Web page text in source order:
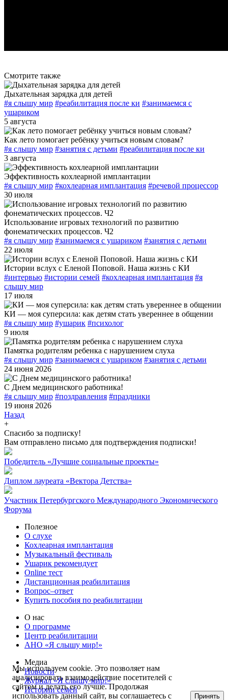
Смотрите также
Дыхательная зарядка для детей
#я слышу мир #реабилитация после ки #занимаемся с
ушариком
5 августа
Как лето помогает ребёнку учиться новым словам?
#я слышу мир #занятия с детьми #реабилитация после ки
3 августа
Эффективность кохлеарной имплантации
#я слышу мир #кохлеарная имплантация #речевой процессор
30 июля
Использование игровых технологий по развитию
фонематических процессов. Ч2
#я слышу мир #занимаемся с ушариком #занятия с детьми
22 июля
Истории вслух с Еленой Поповой. Наша жизнь с КИ
#интервью #истории семей #кохлеарная имплантация #я
слышу мир
17 июля
КИ — моя суперсила: как детям стать увереннее в общении
#я слышу мир #ушарик #психолог
9 июля
Памятка родителям ребенка с нарушением слуха
#я слышу мир #занимаемся с ушариком #занятия с детьми
24 июня 2026
С Днем медицинского работника!
#я слышу мир #поздравления #праздники
19 июня 2026
Назад
+
Спасибо за подписку!
Вам отправлено письмо для подтверждения подписки!
Победитель «Лучшие социальные проекты»
Диплом лауреата «Вектора Детства»
Участник Петербургского Международного Экономического
Форума
Полезное
О слухе
Кохлеарная имплантация
Музыкальный фестиваль
Ушарик рекомендует
Online тест
Дистанционная реабилитация
Вопрос–ответ
Купить пособия по реабилитации
О нас
О программе
Центр реабилитации
АНО «Я слышу мир!»
Медиа
Новости
Журнал «Я слышу мир!»
Истории семей
Мы используем cookie. Это позволяет нам
анализировать взаимодействие посетителей с
сайтом и делать его лучше. Продолжая
использовать данный сайт, вы соглашаетесь с
Принять